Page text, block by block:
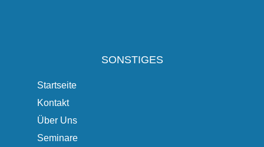
SONSTIGES
Startseite
Kontakt
Über Uns
Seminare